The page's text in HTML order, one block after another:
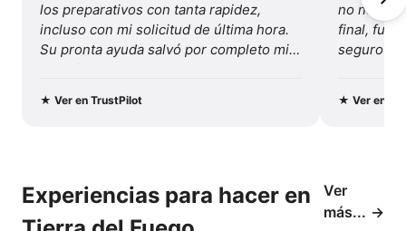
los preparativos con tanta rapidez,
incluso con mi solicitud de última hora.
Su pronta ayuda salvó por completo mis
vacaciones...
★ Ver en TrustPilot
no
final, fue
seguro y
★Ver en
Experiencias para hacer en
Ver
más...